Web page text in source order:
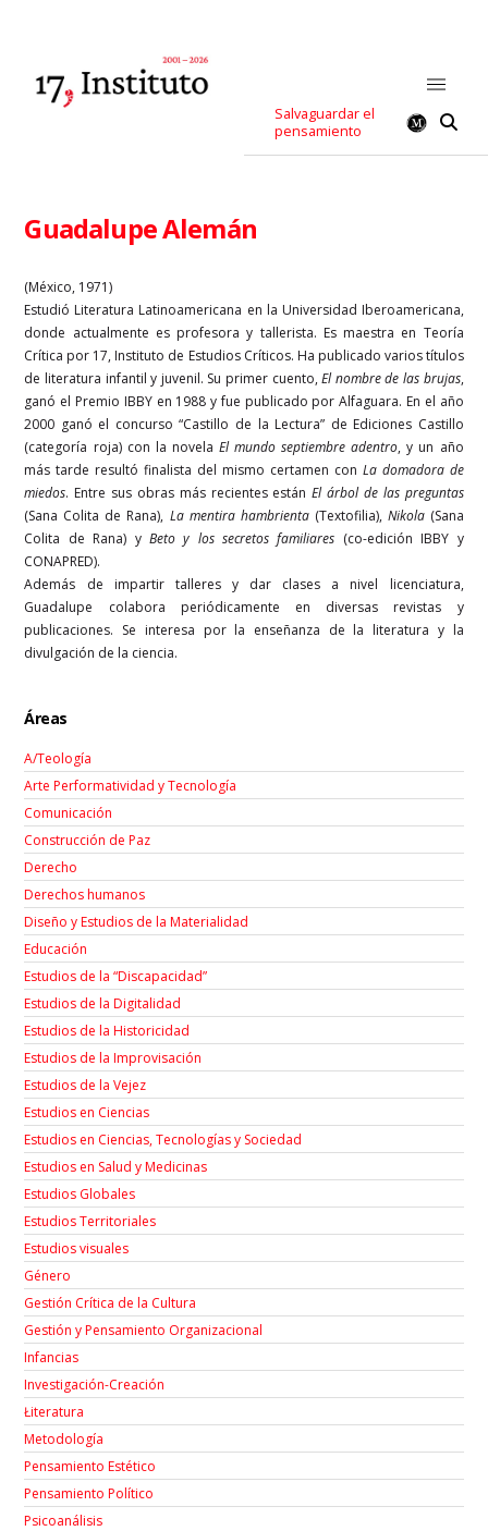
Salvaguardar el
pensamiento
Guadalupe Alemán
(México, 1971)
Estudió Literatura Latinoamericana en la Universidad Iberoamericana,
donde actualmente es profesora y tallerista. Es maestra en Teoría
Crítica por 17, Instituto de Estudios Críticos. Ha publicado varios títulos
de literatura infantil y juvenil. Su primer cuento,El nombre de las brujas,
ganó el Premio IBBY en 1988 y fue publicado por Alfaguara. En el año
2000 ganó el concurso “Castillo de la Lectura” de Ediciones Castillo
(categoría roja) con la novela El mundo septiembre adentro, y un año
más tarde resultó finalista del mismo certamen con La domadora de
miedos. Entre sus obras más recientes estánEl árbol de las preguntas
(Sana Colita de Rana), La mentira hambrienta(Textofilia), Nikola(Sana
Colita de Rana) y Beto y los secretos familiares (co-edición IBBY y
CONAPRED).
Además de impartir talleres y dar clases a nivel licenciatura,
Guadalupe colabora periódicamente en diversas revistas y
publicaciones. Se interesa por la enseñanza de la literatura y la
divulgación de la ciencia.
Áreas
A/Teología
Arte Performatividad y Tecnología
Comunicación
Construcción de Paz
Derecho
Derechos humanos
Diseño y Estudios de la Materialidad
Educación
Estudios de la “Discapacidad”
Estudios de la Digitalidad
Estudios de la Historicidad
Estudios de la Improvisación
Estudios de la Vejez
Estudios en Ciencias
Estudios en Ciencias, Tecnologías y Sociedad
Estudios en Salud y Medicinas
Estudios Globales
Estudios Territoriales
Estudios visuales
Género
Gestión Crítica de la Cultura
Gestión y Pensamiento Organizacional
Infancias
Investigación-Creación
Łiteratura
Metodología
Pensamiento Estético
Pensamiento Político
Psicoanálisis